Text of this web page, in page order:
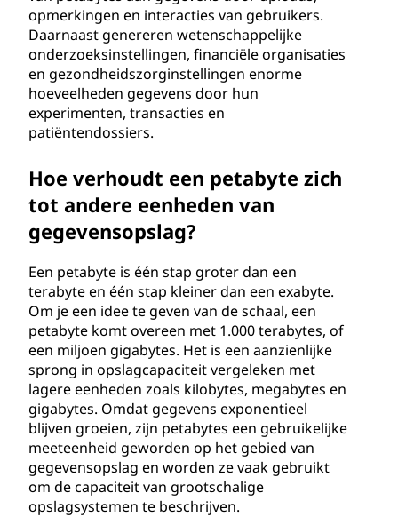
opmerkingen en interacties van gebruikers.
Daarnaast genereren wetenschappelijke
onderzoeksinstellingen, financiële organisaties
en gezondheidszorginstellingen enorme
hoeveelheden gegevens door hun
experimenten, transacties en
patiëntendossiers.
Hoe verhoudt een petabyte zich
tot andere eenheden van
gegevensopslag?
Een petabyte is één stap groter dan een
terabyte en één stap kleiner dan een exabyte.
Om je een idee te geven van de schaal, een
petabyte komt overeen met 1.000 terabytes, of
een miljoen gigabytes. Het is een aanzienlijke
sprong in opslagcapaciteit vergeleken met
lagere eenheden zoals kilobytes, megabytes en
gigabytes. Omdat gegevens exponentieel
blijven groeien, zijn petabytes een gebruikelijke
meeteenheid geworden op het gebied van
gegevensopslag en worden ze vaak gebruikt
om de capaciteit van grootschalige
opslagsystemen te beschrijven.